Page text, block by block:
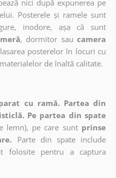
nici după expunerea pe
Posterele și ramele sunt
inodore, așa că sunt
, dormitor sau camera
posterelor în locuri cu
de înaltă calitate.
cu ramă. Partea din
Pe partea din spate
lemn), pe care sunt prinse
Parte din spate include
folosite pentru a captura